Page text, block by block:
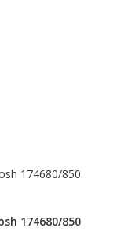
174680/850